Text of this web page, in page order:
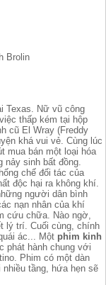
Brolin
Texas. Nữ vũ công
thấp kém tại hộp
cũ El Wray (Freddy
khá vui vẻ. Cùng lúc
mua bán một loại hóa
nảy sinh bất đồng.
chế đối tác của
độc hại ra không khí.
người dân bình
nạn nhân của khí
cứu chữa. Nào ngờ,
lý trí. Cuối cùng, chính
ác... Một phim kinh
phát hành chung với
Phim có một dàn
tầng, hứa hẹn sẽ